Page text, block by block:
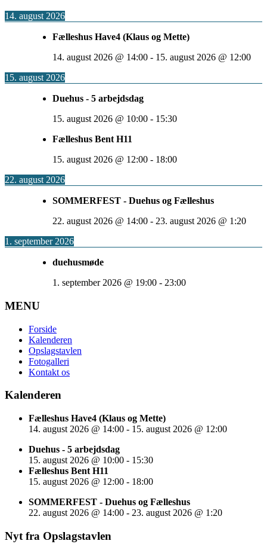
14. august 2026
Fælleshus Have4 (Klaus og Mette)
14. august 2026 @ 14:00 - 15. august 2026 @ 12:00
15. august 2026
Duehus - 5 arbejdsdag
15. august 2026 @ 10:00 - 15:30
Fælleshus Bent H11
15. august 2026 @ 12:00 - 18:00
22. august 2026
SOMMERFEST - Duehus og Fælleshus
22. august 2026 @ 14:00 - 23. august 2026 @ 1:20
1. september 2026
duehusmøde
1. september 2026 @ 19:00 - 23:00
MENU
Forside
Kalenderen
Opslagstavlen
Fotogalleri
Kontakt os
Kalenderen
Fælleshus Have4 (Klaus og Mette)
14. august 2026 @ 14:00 - 15. august 2026 @ 12:00
Duehus - 5 arbejdsdag
15. august 2026 @ 10:00 - 15:30
Fælleshus Bent H11
15. august 2026 @ 12:00 - 18:00
SOMMERFEST - Duehus og Fælleshus
22. august 2026 @ 14:00 - 23. august 2026 @ 1:20
Nyt fra Opslagstavlen